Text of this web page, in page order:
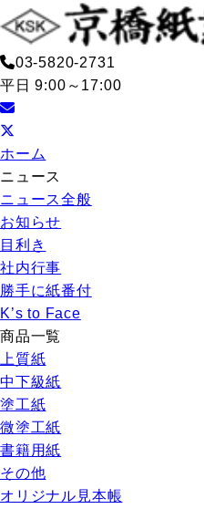
03-5820-2731
平日 9:00～17:00
ホーム
ニュース
ニュース全般
お知らせ
目利き
社内行事
勝手に紙番付
K’s to Face
商品一覧
上質紙
中下級紙
塗工紙
微塗工紙
書籍用紙
その他
オリジナル見本帳